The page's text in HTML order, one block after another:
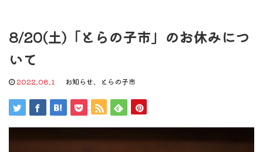
8/20(土)「とらの子市」のお休みにつ
いて
2022.08.1 お知らせ、 とらの子市